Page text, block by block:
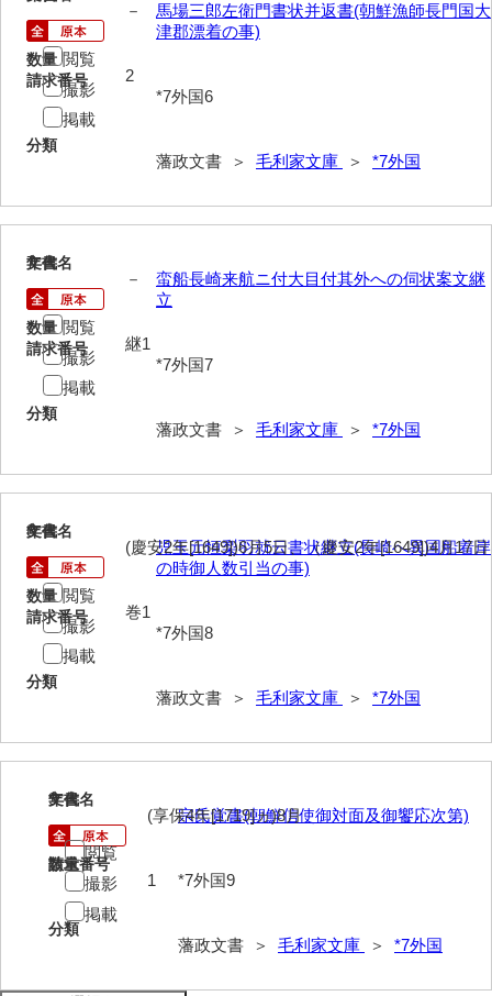
63馬関戦争一件
66四境戦争一件
67戊辰戦争一件
69年度別史料
70年度別書翰
71藩臣日記
72他藩人日記
75維新記事雑録
77維新史料
79太政官日誌
*2幕府
馬場三郎左衛門書状并返書(朝鮮漁師長門国大
津郡漂着の事)
請求番号
*7外国6
分類
藩政文書 ＞ 毛利家文庫 ＞ *7外国
－
数量
2
閲覧
撮影
掲載
7
文書名
蛮船長崎来航ニ付大目付其外への伺状案文継
立
請求番号
*7外国7
分類
藩政文書 ＞ 毛利家文庫 ＞ *7外国
年代
－
数量
継1
閲覧
撮影
掲載
8
文書名
児玉元恒梨羽就云書状継立(長崎へ異国船着岸
の時御人数引当の事)
請求番号
*7外国8
分類
藩政文書 ＞ 毛利家文庫 ＞ *7外国
年代
(慶安2年[1649])6月5日、（慶安2年[1649])4月17日
数量
巻1
閲覧
撮影
掲載
9
文書名
宗氏覚書(朝鮮信使御対面及御饗応次第)
請求番号
*7外国9
分類
藩政文書 ＞ 毛利家文庫 ＞ *7外国
年代
(享保4年[1719]ヵ)8月
数量
1
閲覧
撮影
掲載